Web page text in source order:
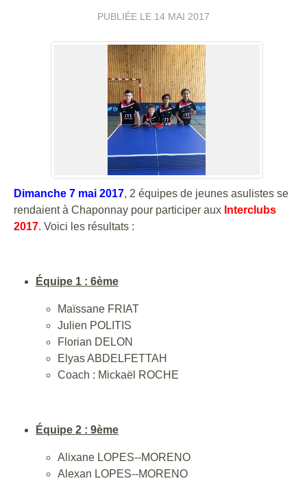
PUBLIÉE LE 14 MAI 2017
Dimanche 7 mai 2017, 2 équipes de jeunes asulistes se
rendaient à Chaponnay pour participer aux Interclubs
2017. Voici les résultats :
Équipe 1 : 6ème
Maïssane FRIAT
Julien POLITIS
Florian DELON
Elyas ABDELFETTAH
Coach : Mickaël ROCHE
Équipe 2 : 9ème
Alixane LOPES--MORENO
Alexan LOPES--MORENO